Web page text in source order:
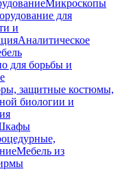
Микроскопы
для
и
Аналитическое
для борьбы и
защитные костюмы,
биологии и
Мебель из